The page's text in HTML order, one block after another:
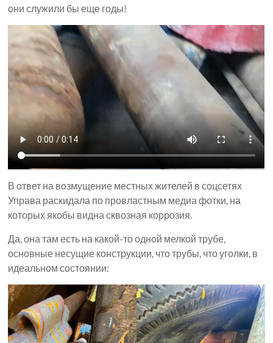
они служили бы еще годы!
В ответ на возмущение местных жителей в соцсетях
Управа раскидала по провластным медиа фотки, на
которых якобы видна сквозная коррозия.
Да, она там есть на какой-то одной мелкой трубе,
основные несущие конструкции, что трубы, что уголки, в
идеальном состоянии: